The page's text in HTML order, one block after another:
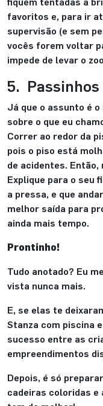
favoritos e, para ir
supervisão (e sem
vocês forem voltar
impede de levar o
5.
Já que o assunto é
sobre o que eu
Correr ao redor da
pois o piso está
de acidentes.
Explique para o seu
a pressa, e que
melhor saída para
ainda mais tempo.
Prontinho!
Tudo anotado? Eu
vista nunca mais.
E, se elas te
Stanza com piscina
sucesso entre as
empreendimentos
Depois, é só
cadeiras coloridas e